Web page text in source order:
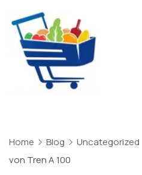
content
Home Blog Uncategorized
von Tren A 100